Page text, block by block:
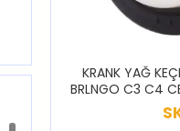
KRANK YAĞ
BRLNGO C3 C4
207 208 301 307